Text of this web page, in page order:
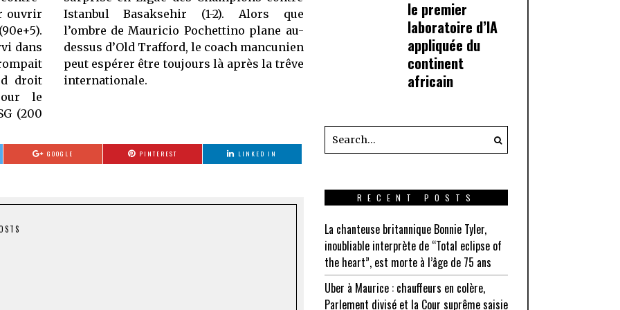
ouvrir
dans
droit
le
(200
que
au-
trêve
internationale.
GOOGLE PINTEREST LINKED IN
le premier
laboratoire d’IA
appliquée du
continent
africain
RECENT POSTS
La chanteuse britannique Bonnie Tyler,
inoubliable interprète de “Total eclipse of
the heart”, est morte à l’âge de 75 ans
Uber à Maurice : chauffeurs en colère,
Parlement divisé et la Cour suprême saisie